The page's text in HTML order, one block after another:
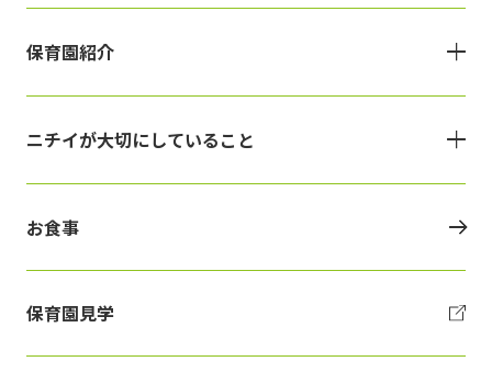
保育園紹介
ニチイが大切にしていること
お食事
保育園見学